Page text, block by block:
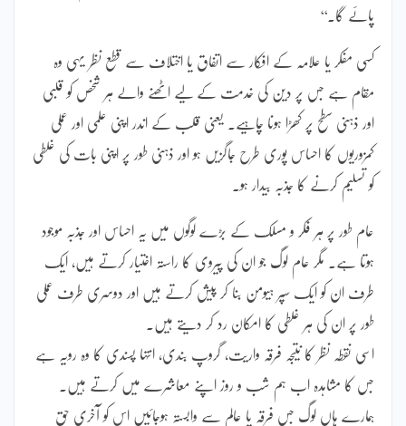
پائے گا۔‘‘
کسی مفکر یا علامہ کے افکار سے اتفاق یا اختلاف سے قطع نظر یہی وہ
مقام ہے جس پر دین کی خدمت کے لیے اٹھنے والے ہر شخص کو قلبی
اور ذہنی سطح پر کھڑا ہونا چاہیے۔ یعنی قلب کے اندر اپنی علمی اور عملی
کمزوریوں کا احساس پوری طرح جاگزیں ہو اور ذہنی طور پر اپنی بات کی غلطی
کو تسلیم کرنے کا جذبہ بیدار ہو۔
عام طور پر ہر فکر و مسلک کے بڑے لوگوں میں یہ احساس اور جذبہ موجود
ہوتا ہے۔ مگر عام لوگ جو ان کی پیروی کا راستہ اختیار کرتے ہیں، ایک
طرف ان کو ایک سپر ہیومن بنا کر پیش کرتے ہیں اور دوسری طرف عملی
طور پر ان کی ہر غلطی کا امکان رد کر دیتے ہیں۔
اسی نقطہ نظر کا نتیجہ فرقہ واریت، گروپ بندی، انتہا پسندی کا وہ رویہ ہے
جس کا مشاہدہ اب ہم شب و روز اپنے معاشرے میں کرتے ہیں۔
ہمارے ہاں لوگ جس فرقہ یا عالم سے وابستہ ہوجائیں اس کو آخری حق